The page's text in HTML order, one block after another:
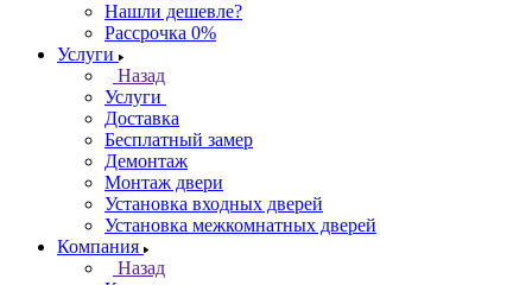
Нашли дешевле?
Рассрочка 0%
Услуги
Назад
Услуги
Доставка
Бесплатный замер
Демонтаж
Монтаж двери
Установка входных дверей
Установка межкомнатных дверей
Компания
Назад